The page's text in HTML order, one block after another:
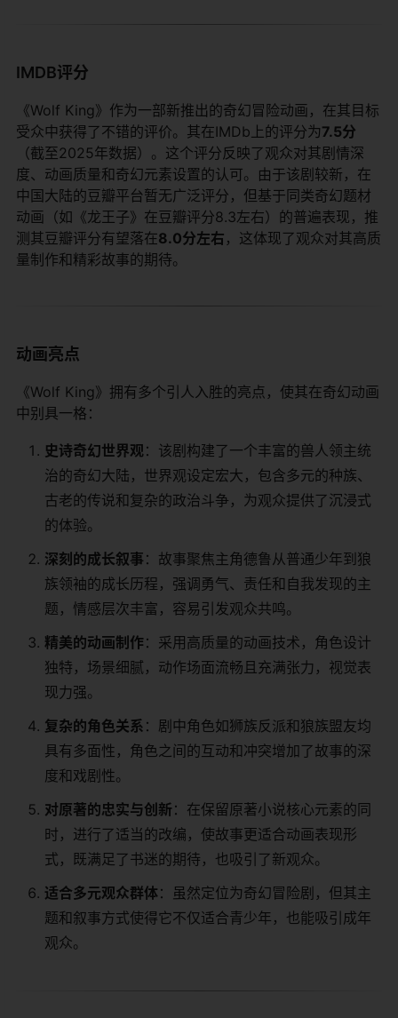
IMDB评分
《Wolf King》作为一部新推出的奇幻冒险动画，在其目标
受众中获得了不错的评价。其在IMDb上的评分为​​7.5分​
（截至2025年数据）。这个评分反映了观众对其剧情深
度、动画质量和奇幻元素设置的认可。由于该剧较新，在
中国大陆的豆瓣平台暂无广泛评分，但基于同类奇幻题材
动画（如《龙王子》在豆瓣评分8.3左右）的普遍表现，推
测其豆瓣评分有望落在​​8.0分左右​ ​，这体现了观众对其高质
量制作和精彩故事的期待。
动画亮点
《Wolf King》拥有多个引人入胜的亮点，使其在奇幻动画
中别具一格：
​史诗奇幻世界观​​：该剧构建了一个丰富的兽人领主统
治的奇幻大陆，世界观设定宏大，包含多元的种族、
古老的传说和复杂的政治斗争，为观众提供了沉浸式
的体验。
​深刻的成长叙事​ ​：故事聚焦主角德鲁从普通少年到狼
族领袖的成长历程，强调勇气、责任和自我发现的主
题，情感层次丰富，容易引发观众共鸣。
​精美的动画制作​​：采用高质量的动画技术，角色设计
独特，场景细腻，动作场面流畅且充满张力，视觉表
现力强。
​复杂的角色关系​ ​：剧中角色如狮族反派和狼族盟友均
具有多面性，角色之间的互动和冲突增加了故事的深
度和戏剧性。
​对原著的忠实与创新​ ​：在保留原著小说核心元素的同
时，进行了适当的改编，使故事更适合动画表现形
式，既满足了书迷的期待，也吸引了新观众。
​适合多元观众群体​​：虽然定位为奇幻冒险剧，但其主
题和叙事方式使得它不仅适合青少年，也能吸引成年
观众。